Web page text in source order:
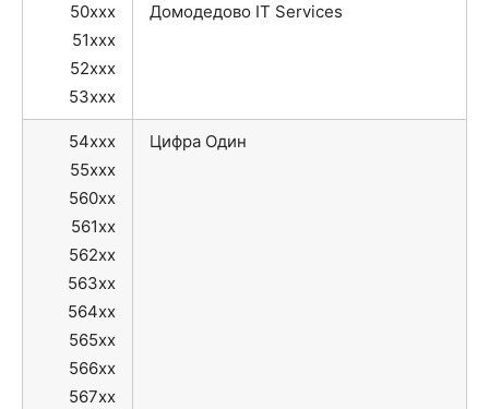
50xxx
51xxx
52xxx
53xxx
Домодедово IT Services
54xxx
55xxx
560xx
561xx
562xx
563xx
564xx
565xx
566xx
567xx
Цифра Один